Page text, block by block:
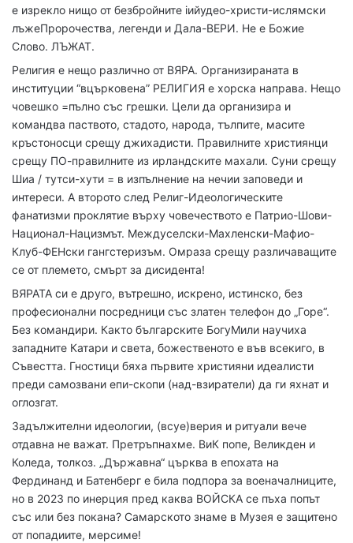
е изрекло нищо от безбройните iийудео-христи-ислямски
лъжеПророчества, легенди и Дала-ВЕРИ. Не е Божие
Слово. ЛЪЖАТ.
Религия е нещо различно от ВЯРА. Организираната в
институции “вцърковена” РЕЛИГИЯ е хорска направа. Нещо
човешко =пълно със грешки. Цели да организира и
командва паството, стадото, народа, тълпите, масите
кръстоносци срещу джихадисти. Правилните християнци
срещу ПО-правилните из ирландските махали. Суни срещу
Шиа / тутси-хути = в изпълнение на нечии заповеди и
интереси. А второто след Религ-Идеологическите
фанатизми проклятие върху човечеството е Патрио-Шови-
Национал-Нацизмът. Междуселски-Махленски-Мафио-
Клуб-ФЕНски гангстеризъм. Омраза срещу различаващите
се от племето, смърт за дисидента!
ВЯРАТА си е друго, вътрешно, искрено, истинско, без
професионални посредници със златен телефон до „Горе“.
Без командири. Както българските БогуМили научиха
западните Катари и света, божественото е във всекиго, в
Съвестта. Гностици бяха първите християни идеалисти
преди самозвани епи-скопи (над-взиратели) да ги яхнат и
оглозгат.
Задължителни идеологии, (всуе)верия и ритуали вече
отдавна не важат. Претръпнахме. ВиК попе, Великден и
Коледа, толкоз. „Държавна“ църква в епохата на
Фердинанд и Батенберг е била подпора за военачалниците,
но в 2023 по инерция пред каква ВОЙСКА се пъха попът
със или без покана? Самарското знаме в Музея е защитено
от попадиите, мерсиме!